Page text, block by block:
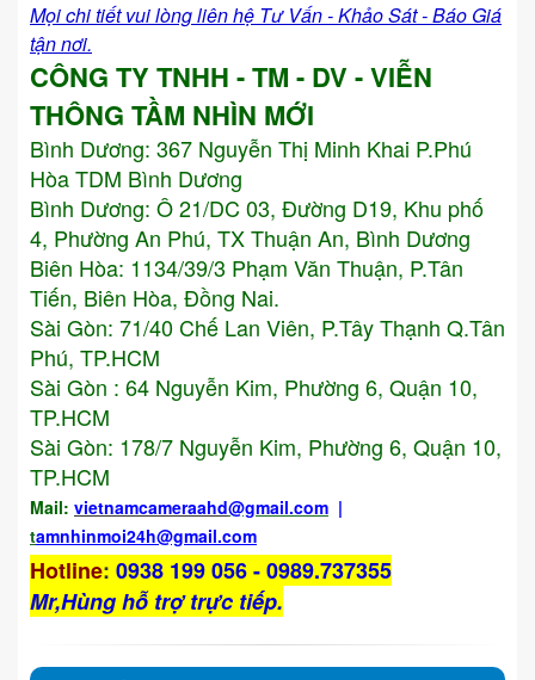
Mọi chi tiết vui lòng liên hệ Tư Vấn - Khảo Sát - Báo Giá
tận nơi.
CÔNG TY TNHH - TM - DV - VIỄN
THÔNG TẦM NHÌN MỚI
Bình Dương: 367 Nguyễn Thị Minh Khai P.Phú
Hòa TDM Bình Dương
Bình Dương: Ô 21/DC 03, Đường D19, Khu phố
4, Phường An Phú, TX Thuận An, Bình Dương
Biên Hòa: 1134/39/3 Phạm Văn Thuận, P.Tân
Tiến, Biên Hòa, Đồng Nai.
Sài Gòn: 71/40 Chế Lan Viên, P.Tây Thạnh Q.Tân
Phú, TP.HCM
Sài Gòn : 64 Nguyễn Kim, Phường 6, Quận 10,
TP.HCM
Sài Gòn: 178/7 Nguyễn Kim, Phường 6, Quận 10,
TP.HCM
Mail: vietnamcameraahd@gmail.com |
tamnhinmoi24h@gmail.com
Hotline: 0938 199 056 - 0989.737355
Mr,Hùng hỗ trợ trực tiếp.